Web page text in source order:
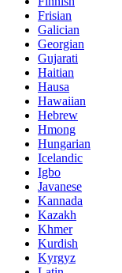
Frisian
Galician
Georgian
Gujarati
Haitian
Hausa
Hawaiian
Hebrew
Hmong
Hungarian
Icelandic
Igbo
Javanese
Kannada
Kazakh
Khmer
Kurdish
Kyrgyz